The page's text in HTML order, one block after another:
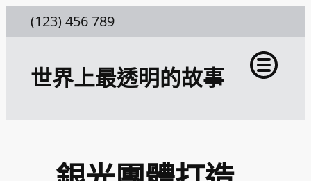
至
(123) 456 789
世界上最透明的故事